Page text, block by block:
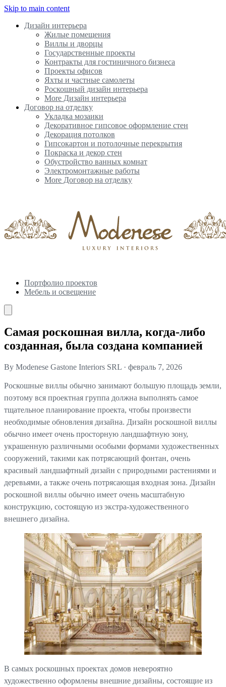
Skip to main content
Дизайн интерьера
Жилые помещения
Виллы и дворцы
Государственные проекты
Контракты для гостиничного бизнеса
Проекты офисов
Яхты и частные самолеты
Роскошный дизайн интерьера
More Дизайн интерьера
Договор на отделку
Укладка мозаики
Декоративное гипсовое оформление стен
Декорация потолков
Гипсокартон и потолочные перекрытия
Покраска и декор стен
Обустройство ванных комнат
Электромонтажные работы
More Договор на отделку
Портфолио проектов
Мебель и освещение
Самая роскошная вилла, когда-либо
созданная, была создана компанией
By Modenese Gastone Interiors SRL · февраль 7, 2026
Роскошные виллы обычно занимают большую площадь земли,
поэтому вся проектная группа должна выполнять самое
тщательное планирование проекта, чтобы произвести
необходимые обновления дизайна. Дизайн роскошной виллы
обычно имеет очень просторную ландшафтную зону,
украшенную различными особыми формами художественных
сооружений, такими как потрясающий фонтан, очень
красивый ландшафтный дизайн с природными растениями и
деревьями, а также очень потрясающая входная зона. Дизайн
роскошной виллы обычно имеет очень масштабную
конструкцию, состоящую из экстра-художественного
внешнего дизайна.
В самых роскошных проектах домов невероятно
художественно оформлены внешние дизайны, состоящие из